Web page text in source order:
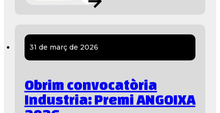
31 de març de 2026
Obrim convocatòria
Industria: Premi ANGOIXA